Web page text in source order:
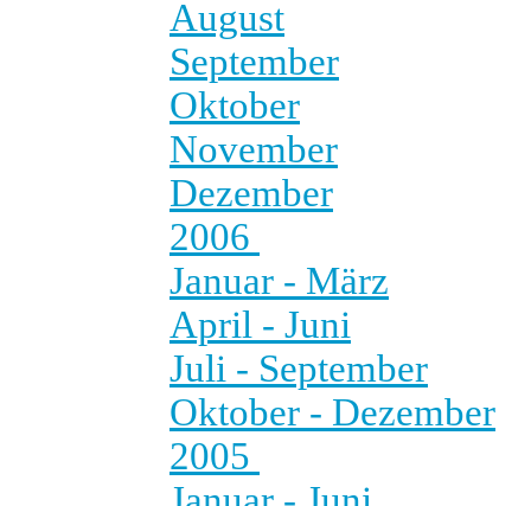
August
September
Oktober
November
Dezember
2006
Januar - März
April - Juni
Juli - September
Oktober - Dezember
2005